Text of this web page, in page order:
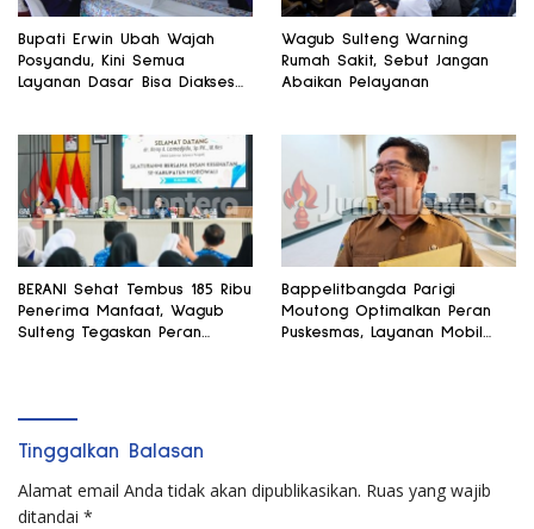
Bupati Erwin Ubah Wajah
Posyandu, Kini Semua
Layanan Dasar Bisa Diakses
Wagub Sulteng Warning
Rumah Sakit, Sebut Jangan
Abaikan Pelayanan
BERANI Sehat Tembus 185 Ribu
Penerima Manfaat, Wagub
Sulteng Tegaskan Peran
Bappelitbangda Parigi
Moutong Optimalkan Peran
Puskesmas, Layanan Mobil
Tinggalkan Balasan
Alamat email Anda tidak akan dipublikasikan. Ruas yang wajib
ditandai *